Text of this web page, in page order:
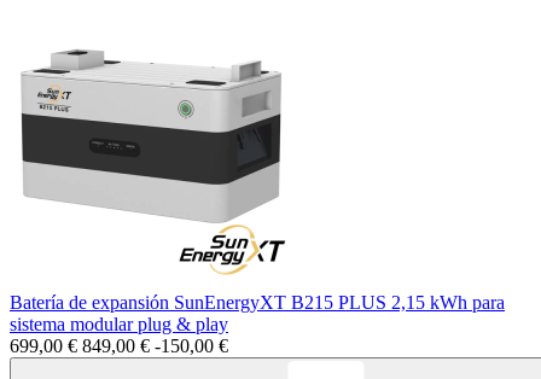
Batería de expansión SunEnergyXT B215 PLUS 2,15 kWh para
sistema modular plug & play
699,00 € 849,00 € -150,00 €